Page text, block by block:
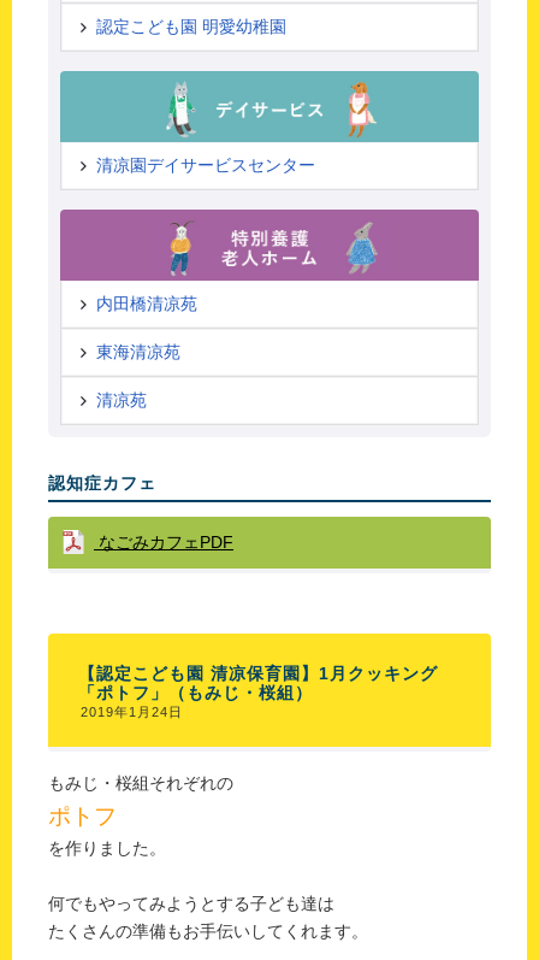
認定こども園 明愛幼稚園
清凉園デイサービスセンター
内田橋清凉苑
東海清凉苑
清凉苑
認知症カフェ
なごみカフェPDF
【認定こども園 清凉保育園】1月クッキング
「ポトフ」（もみじ・桜組）
2019年1月24日
もみじ・桜組それぞれの
ポトフ
を作りました。
何でもやってみようとする子ども達は
たくさんの準備もお手伝いしてくれます。